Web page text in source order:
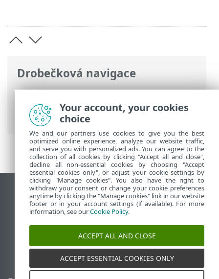
Drobečková navigace
ESET Online nápověda>ESET Endpoint
Security >Rozšířená nastavení>
Oznámení
Zobrazit verzi pro počítač
End of Life
ESET Databáze znalostí
ESET Forum
ESET Status Portal
Regionální podpora
Your account, your cookies
choice
We and our partners use cookies to give you the best
optimized online experience, analyze our website traffic,
and serve you with personalized ads. You can agree to the
collection of all cookies by clicking "Accept all and close",
decline all non-essential cookies by choosing "Accept
essential cookies only", or adjust your cookie settings by
clicking "Manage cookies". You also have the right to
withdraw your consent or change your cookie preferences
anytime by clicking the "Manage cookies" link in our website
footer or in your account settings (if available). For more
information, see ourCookie Policy.
ACCEPT ALL AND CLOSE
ACCEPT ESSENTIAL COOKIES ONLY